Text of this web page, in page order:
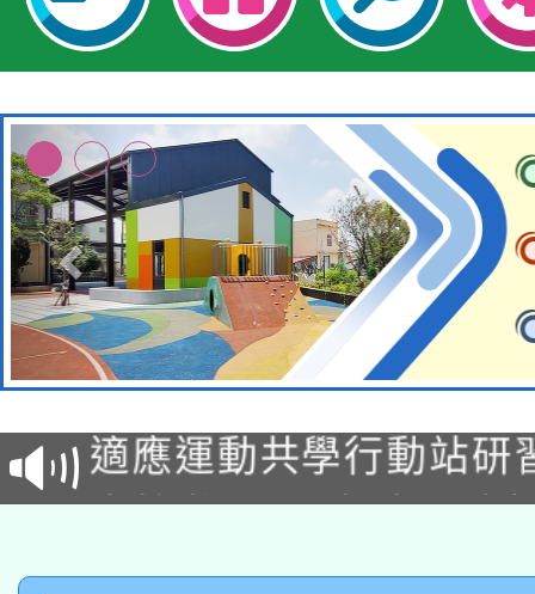
本校115學年度第2次
招甄選結果公告(無人
招)
適應運動共學行動站研
本館辦理115年度閱讀
暨閱讀推動專業研習